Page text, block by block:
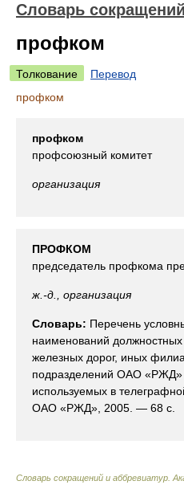
Словарь
профком
Толкование
Перевод
профком
профком
профсоюзный комитет
организация
ПРОФКОМ
председатель профкома
ж.-д., организация
Словарь: Перечень
наименований
железных дорог, иных
подразделений ОАО «РЖД»
используемых в
ОАО «РЖД», 2005. — 68 с.
Словарь сокращений и аббревиатур